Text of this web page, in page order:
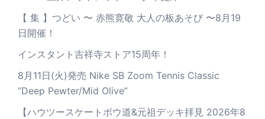
【 集 】つどい 〜 赤熊寛敬 大人の板あそび 〜8月19
日開催！
インスタント吉祥寺ストア15周年！
8月11日(火)発売 Nike SB Zoom Tennis Classic
”Deep Pewter/Mid Olive”
【ハウツースケートボウ道&元祖デッキ拝見 2026年8